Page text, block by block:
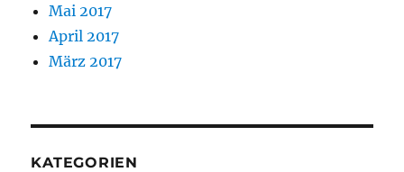
Mai 2017
April 2017
März 2017
KATEGORIEN